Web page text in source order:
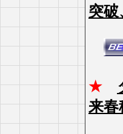
突
★
来春